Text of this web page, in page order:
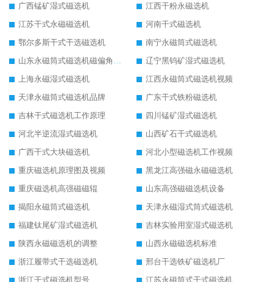
广西锰矿湿式磁选机
江西干粉永磁选机
江苏干式永磁磁选机
河南干式磁选机
鄂尔多斯干式干选磁选机
南宁永磁筒式磁选机
山东永磁筒式磁选机磁偏角怎么调整
辽宁黑钨矿湿式磁选机
上海永磁湿式磁选机
江西永磁筒式磁选机视频
天津永磁筒式磁选机品牌
广东干式铁粉磁选机
吉林干式磁选机工作原理
四川锰矿湿式磁选机
河北半逆流湿式磁选机
山西矿石干式磁选机
广西干式大块磁选机
河北小型磁选机工作视频
重庆磁选机原理图及视频
黑龙江高强磁永磁磁选机
重庆磁选机高强磁磁辊
山东高强磁磁选机设备
揭阳永磁筒式磁选机
天津永磁湿式筒式磁选机
福建钛尾矿湿式磁选机
吉林实验用室湿式磁选机
陕西永磁磁选机的调整
山西永磁磁选机标准
浙江履带式干选磁选机
邢台干选铁矿磁选机厂
浙江干式磁选机型号
江苏永磁筒式干式磁选机